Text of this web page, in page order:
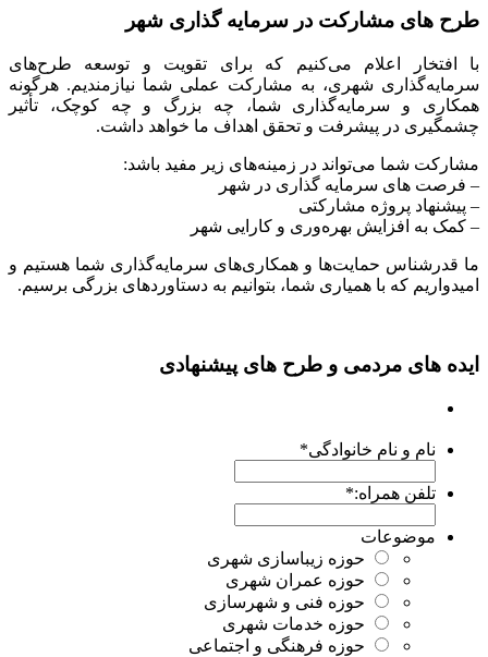
مشارکت در سرمایه گذاری شهر
اعلام می‌کنیم که برای تقویت و توسعه طرح‌های
شهری، به مشارکت عملی شما نیازمندیم. هرگونه
سرمایه‌گذاری شما، چه بزرگ و چه کوچک، تأثیر
پیشرفت و تحقق اهداف ما خواهد داشت.
می‌تواند در زمینه‌های زیر مفید باشد:
سرمایه گذاری در شهر
پروژه مشارکتی
بهره‌وری و کارایی شهر
حمایت‌ها و همکاری‌های سرمایه‌گذاری شما هستیم و
که با همیاری شما، بتوانیم به دستاوردهای بزرگی برسیم.
مردمی و طرح های پیشنهادی
نام خانوادگی*
همراه:*
حوزه زیباسازی شهری
حوزه عمران شهری
حوزه فنی و شهرسازی
حوزه خدمات شهری
حوزه فرهنگی و اجتماعی